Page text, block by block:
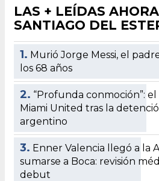
LAS + LEÍDAS
SANTIAGO DEL
1. Murió Jorge Messi, el
los 68 años
2. “Profunda conmoción”:
Miami United tras la
argentino
3. Enner Valencia llegó a la
sumarse a Boca: revisión
debut